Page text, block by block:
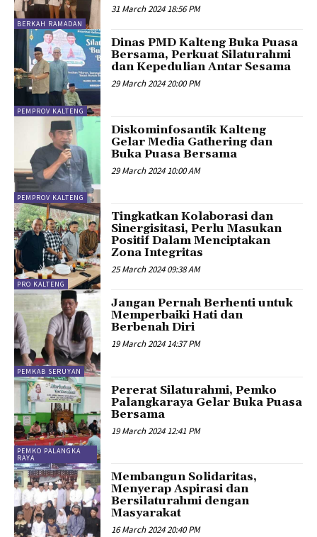
BERKAH RAMADAN
31 March 2024 18:56 PM
PEMPROV KALTENG
Dinas PMD Kalteng Buka Puasa
Bersama, Perkuat Silaturahmi
dan Kepedulian Antar Sesama
29 March 2024 20:00 PM
PEMPROV KALTENG
Diskominfosantik Kalteng
Gelar Media Gathering dan
Buka Puasa Bersama
29 March 2024 10:00 AM
PRO KALTENG
Tingkatkan Kolaborasi dan
Sinergisitasi, Perlu Masukan
Positif Dalam Menciptakan
Zona Integritas
25 March 2024 09:38 AM
PEMKAB SERUYAN
Jangan Pernah Berhenti untuk
Memperbaiki Hati dan
Berbenah Diri
19 March 2024 14:37 PM
PEMKO PALANGKA
RAYA
Pererat Silaturahmi, Pemko
Palangkaraya Gelar Buka Puasa
Bersama
19 March 2024 12:41 PM
Membangun Solidaritas,
Menyerap Aspirasi dan
Bersilaturahmi dengan
Masyarakat
16 March 2024 20:40 PM